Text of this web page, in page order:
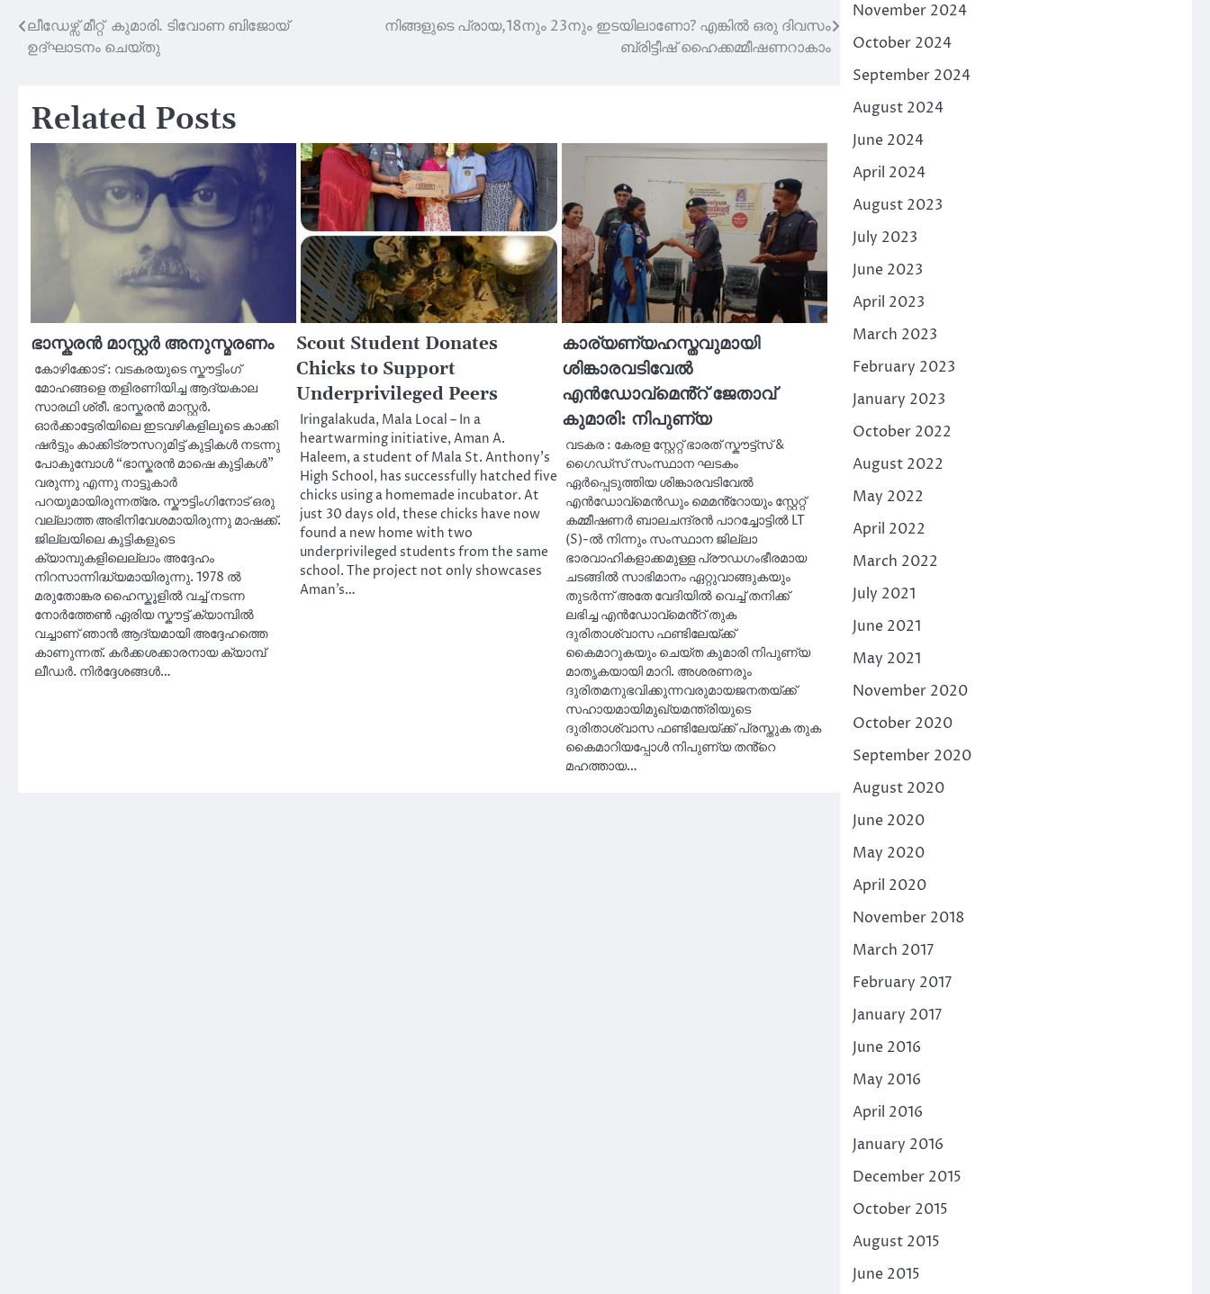
Post
navigation
ലീഡേഴ്സ് മീറ്റ് കുമാരി. ടിവോണ ബിജോയ്
ഉദ്ഘാടനം ചെയ്തു
നിങ്ങളുടെ പ്രായ,18നും 23നും ഇടയിലാണോ? എങ്കില്‍ ഒരു ദിവസം
ബ്രിട്ടീഷ് ഹൈക്കമ്മീഷണറാകാം
Related Posts
ഭാസ്കരൻ മാസ്റ്റർ അനുസ്മരണം
കോഴിക്കോട് : വടകരയുടെ സ്കൗട്ടിംഗ്
മോഹങ്ങളെ തളിരണിയിച്ച ആദ്യകാല
സാരഥി ശ്രീ. ഭാസ്കരൻ മാസ്റ്റർ.
ഓർക്കാട്ടേരിയിലെ ഇടവഴികളിലൂടെ കാക്കി
ഷർട്ടും കാക്കിട്രൗസറുമിട്ട് കുട്ടികൾ നടന്നു
പോകുമ്പോൾ “ഭാസ്കരൻ മാഷെ കുട്ടികൾ”
വരുന്നു എന്നു നാട്ടുകാർ
പറയുമായിരുന്നത്രേ. സ്കൗട്ടിംഗിനോട് ഒരു
വല്ലാത്ത അഭിനിവേശമായിരുന്നു മാഷക്ക്.
ജില്ലയിലെ കുട്ടികളുടെ
ക്യാമ്പുകളിലെല്ലാം അദ്ദേഹം
നിറസാന്നിദ്ധ്യമായിരുന്നു. 1978 ൽ
മരുതോങ്കര ഹൈസ്കൂളിൽ വച്ച് നടന്ന
നോർത്തേൺ ഏരിയ സ്കൗട്ട് ക്യാമ്പിൽ
വച്ചാണ് ഞാൻ ആദ്യമായി അദ്ദേഹത്തെ
കാണുന്നത്. കർക്കശക്കാരനായ ക്യാമ്പ്
ലീഡർ. നിർദ്ദേശങ്ങൾ…
Scout Student Donates
Chicks to Support
Underprivileged Peers
Iringalakuda, Mala Local – In a
heartwarming initiative, Aman A.
Haleem, a student of Mala St. Anthony’s
High School, has successfully hatched five
chicks using a homemade incubator. At
just 30 days old, these chicks have now
found a new home with two
underprivileged students from the same
school. The project not only showcases
Aman’s…
കാര്യണ്യഹസ്തവുമായി
ശിങ്കാരവടിവേൽ
എൻഡോവ്മെൻ്റ് ജേതാവ്
കുമാരി: നിപുണ്യ
വടകര : കേരള സ്റ്റേറ്റ് ഭാരത് സ്കൗട്ട്സ് &
ഗൈഡ്സ് സംസ്ഥാന ഘടകം
ഏർപ്പെടുത്തിയ ശിങ്കാരവടിവേൽ
എൻഡോവ്മെൻഡും മെമൻ്റോയും സ്റ്റേറ്റ്
കമ്മീഷണർ ബാലചന്ദ്രൻ പാറച്ചോട്ടിൽ LT
(S)-ൽ നിന്നും സംസ്ഥാന ജില്ലാ
ഭാരവാഹികളാക്കമുള്ള പ്രൗഡഗംഭീരമായ
ചടങ്ങിൽ സാഭിമാനം ഏറ്റുവാങ്ങുകയും
തുടർന്ന് അതേ വേദിയിൽ വെച്ച് തനിക്ക്
ലഭിച്ച എൻഡോവ്മെൻ്റ് തുക
ദുരിതാശ്വാസ ഫണ്ടിലേയ്ക്ക്
കൈമാറുകയും ചെയ്ത കുമാരി നിപുണ്യ
മാതൃകയായി മാറി. അശരണരും
ദുരിതമനുഭവിക്കുന്നവരുമായജനതയ്ക്ക്
സഹായമായിമുഖ്യമന്ത്രിയുടെ
ദുരിതാശ്വാസ ഫണ്ടിലേയ്ക്ക് പ്രസ്തുക തുക
കൈമാറിയപ്പോൾ നിപുണ്യ തൻ്റെ
മഹത്തായ…
November 2024
October 2024
September 2024
August 2024
June 2024
April 2024
August 2023
July 2023
June 2023
April 2023
March 2023
February 2023
January 2023
October 2022
August 2022
May 2022
April 2022
March 2022
July 2021
June 2021
May 2021
November 2020
October 2020
September 2020
August 2020
June 2020
May 2020
April 2020
November 2018
March 2017
February 2017
January 2017
June 2016
May 2016
April 2016
January 2016
December 2015
October 2015
August 2015
June 2015